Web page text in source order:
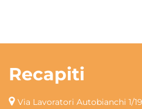
Recapiti
Via Lavoratori Autobianchi 1/